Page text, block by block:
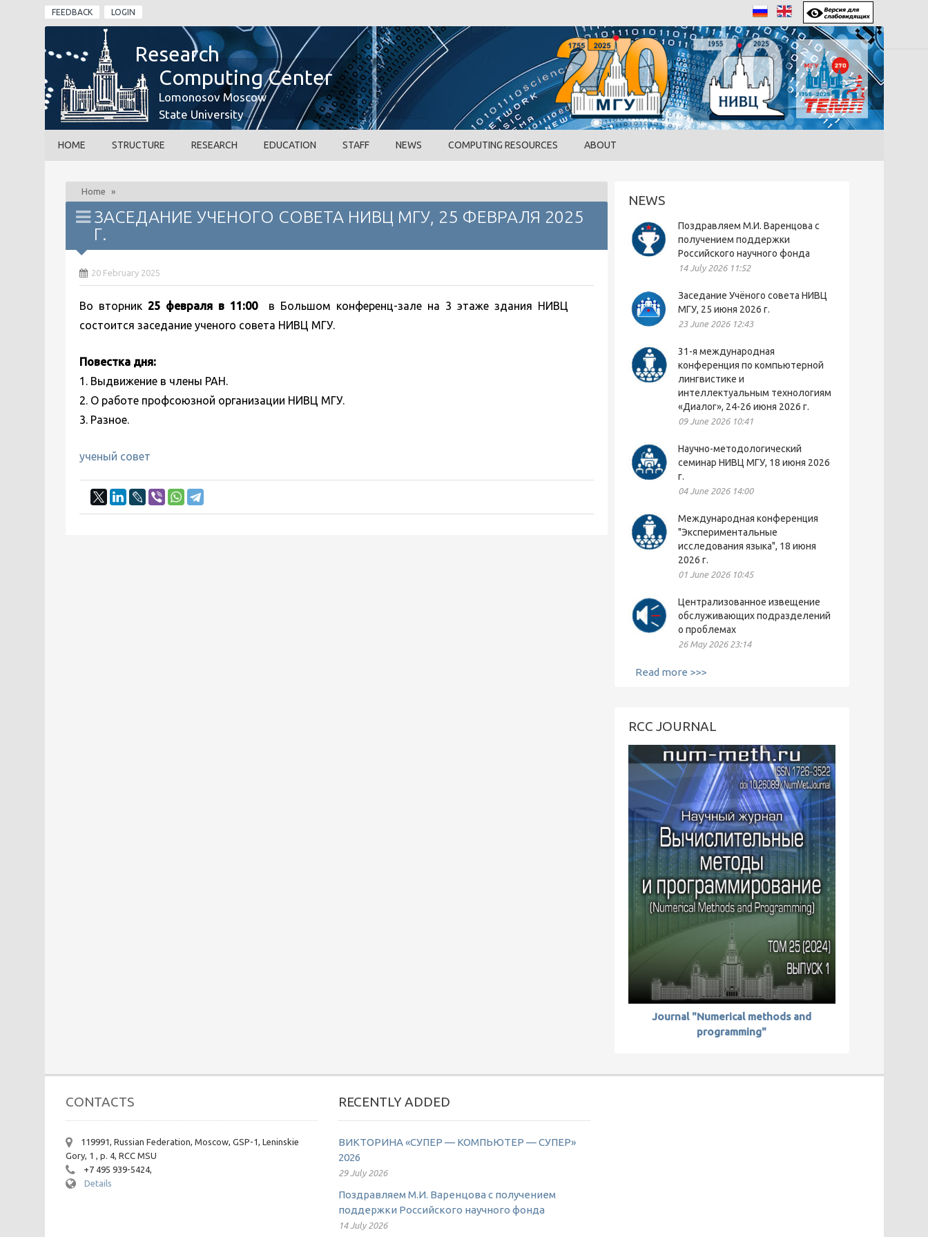
Skip to main content
FEEDBACK LOGIN
Research
Computing Center
Lomonosov Moscow
State University
HOME STRUCTURE RESEARCH EDUCATION STAFF NEWS COMPUTING RESOURCES ABOUT
Home »
ЗАСЕДАНИЕ УЧЕНОГО СОВЕТА НИВЦ МГУ, 25 ФЕВРАЛЯ 2025
Г.
20 February 2025
Во вторник 25 февраля в 11:00в Большом конференц-зале на 3 этаже здания НИВЦ
состоится заседание ученого совета НИВЦ МГУ.
Повестка дня:
1. Выдвижение в члены РАН.
2. О работе профсоюзной организации НИВЦ МГУ.
3. Разное.
ученый совет
NEWS
Поздравляем М.И. Варенцова с
получением поддержки
Российского научного фонда
14 July 2026 11:52
Заседание Учёного совета НИВЦ
МГУ, 25 июня 2026 г.
23 June 2026 12:43
31-я международная
конференция по компьютерной
лингвистике и
интеллектуальным технологиям
«Диалог», 24-26 июня 2026 г.
09 June 2026 10:41
Научно-методологический
семинар НИВЦ МГУ, 18 июня 2026
г.
04 June 2026 14:00
Международная конференция
"Экспериментальные
исследования языка", 18 июня
2026 г.
01 June 2026 10:45
Централизованное извещение
обслуживающих подразделений
о проблемах
26 May 2026 23:14
Read more >>>
RCC JOURNAL
Journal "Numerical methods and
programming"
CONTACTS
119991, Russian Federation, Moscow, GSP-1, Leninskie
Gory, 1 , p. 4, RCC MSU
+7 495 939-5424,
Details
RECENTLY ADDED
ВИКТОРИНА «СУПЕР — КОМПЬЮТЕР — СУПЕР»
2026
29 July 2026
Поздравляем М.И. Варенцова с получением
поддержки Российского научного фонда
14 July 2026